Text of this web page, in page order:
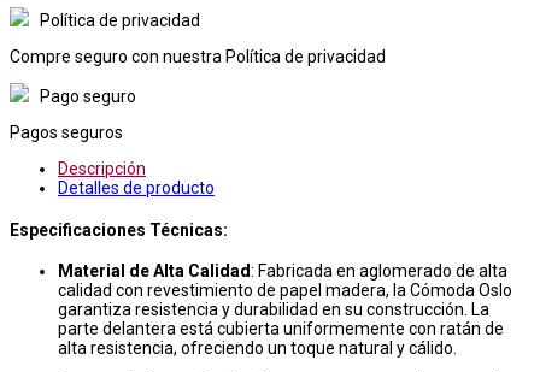
Política de privacidad
Compre seguro con nuestra Política de privacidad
Pago seguro
Pagos seguros
Descripción
Detalles de producto
Especificaciones Técnicas:
Material de Alta Calidad: Fabricada en aglomerado de alta
calidad con revestimiento de papel madera, la Cómoda Oslo
garantiza resistencia y durabilidad en su construcción. La
parte delantera está cubierta uniformemente con ratán de
alta resistencia, ofreciendo un toque natural y cálido.